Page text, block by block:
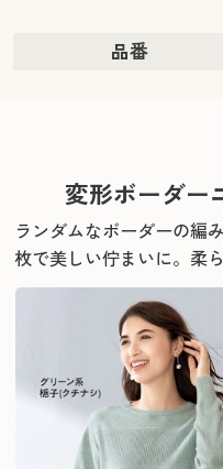
品番
変形ボーダー
ランダムなボーダーの編
枚で美しい佇まいに。 柔